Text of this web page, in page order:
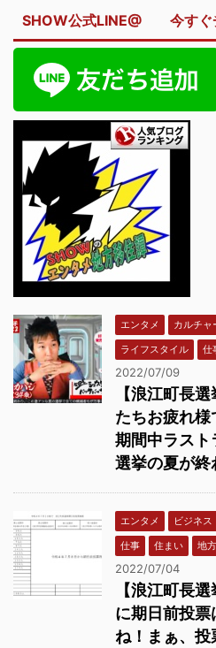
SHOW公式LINE@ 今すぐ
エンタメ カルチャ
ライフスタイル
仕
2022/07/09
【浪江町長
たちお疲れ
期間中ラスト
選挙の夏が終
エンタメ ビジネス
仕事
住まい 地方
2022/07/04
【浪江町長
に期日前投
ね！まぁ、